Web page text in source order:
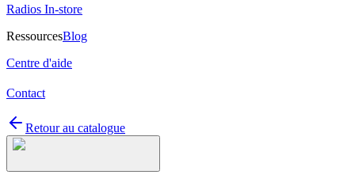
Radios In-store
RessourcesBlog
Centre d'aide
Contact
Retour au catalogue